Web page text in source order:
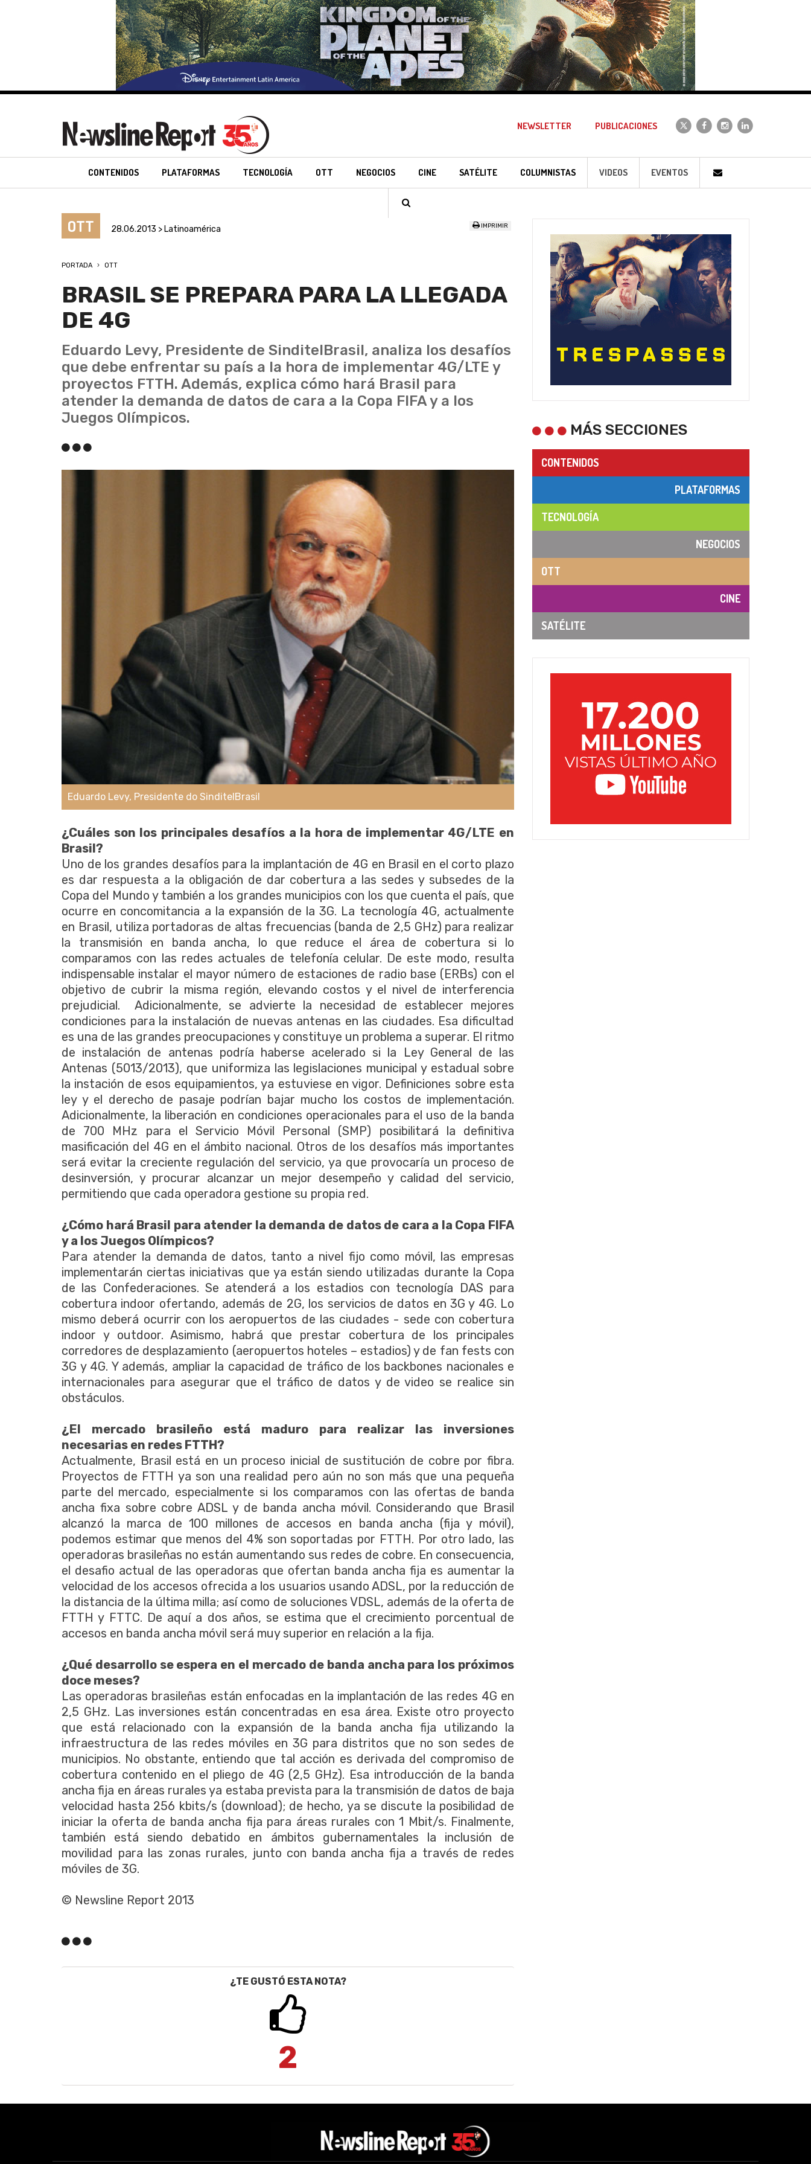
NEWSLETTER PUBLICACIONES
CONTENIDOS PLATAFORMAS TECNOLOGÍA OTT NEGOCIOS CINE SATÉLITE COLUMNISTAS VIDEOS EVENTOS
OTT 28.06.2013 > Latinoamérica IMPRIMIR
PORTADA OTT
BRASIL SE PREPARA PARA LA LLEGADA
DE 4G
Eduardo Levy, Presidente de SinditelBrasil, analiza los desafíos
que debe enfrentar su país a la hora de implementar 4G/LTE y
proyectos FTTH. Además, explica cómo hará Brasil para
atender la demanda de datos de cara a la Copa FIFA y a los
Juegos Olímpicos.
Eduardo Levy, Presidente do SinditelBrasil
¿Cuáles son los principales desafíos a la hora de implementar 4G/LTE en
Brasil?
Uno de los grandes desafíos para la implantación de 4G en Brasil en el corto plazo
es dar respuesta a la obligación de dar cobertura a las sedes y subsedes de la
Copa del Mundo y también a los grandes municipios con los que cuenta el país, que
ocurre en concomitancia a la expansión de la 3G. La tecnología 4G, actualmente
en Brasil, utiliza portadoras de altas frecuencias (banda de 2,5 GHz) para realizar
la transmisión en banda ancha, lo que reduce el área de cobertura si lo
comparamos con las redes actuales de telefonía celular. De este modo, resulta
indispensable instalar el mayor número de estaciones de radio base (ERBs) con el
objetivo de cubrir la misma región, elevando costos y el nivel de interferencia
prejudicial. Adicionalmente, se advierte la necesidad de establecer mejores
condiciones para la instalación de nuevas antenas en las ciudades. Esa dificultad
es una de las grandes preocupaciones y constituye un problema a superar. El ritmo
de instalación de antenas podría haberse acelerado si la Ley General de las
Antenas (5013/2013), que uniformiza las legislaciones municipal y estadual sobre
la instación de esos equipamientos, ya estuviese en vigor. Definiciones sobre esta
ley y el derecho de pasaje podrían bajar mucho los costos de implementación.
Adicionalmente, la liberación en condiciones operacionales para el uso de la banda
de 700 MHz para el Servicio Móvil Personal (SMP) posibilitará la definitiva
masificación del 4G en el ámbito nacional. Otros de los desafíos más importantes
será evitar la creciente regulación del servicio, ya que provocaría un proceso de
desinversión, y procurar alcanzar un mejor desempeño y calidad del servicio,
permitiendo que cada operadora gestione su propia red.
¿Cómo hará Brasil para atender la demanda de datos de cara a la Copa FIFA
y a los Juegos Olímpicos?
Para atender la demanda de datos, tanto a nivel fijo como móvil, las empresas
implementarán ciertas iniciativas que ya están siendo utilizadas durante la Copa
de las Confederaciones. Se atenderá a los estadios con tecnología DAS para
cobertura indoor ofertando, además de 2G, los servicios de datos en 3G y 4G. Lo
mismo deberá ocurrir con los aeropuertos de las ciudades - sede con cobertura
indoor y outdoor. Asimismo, habrá que prestar cobertura de los principales
corredores de desplazamiento (aeropuertos hoteles – estadios) y de fan fests con
3G y 4G. Y además, ampliar la capacidad de tráfico de los backbones nacionales e
internacionales para asegurar que el tráfico de datos y de video se realice sin
obstáculos.
¿El mercado brasileño está maduro para realizar las inversiones
necesarias en redes FTTH?
Actualmente, Brasil está en un proceso inicial de sustitución de cobre por fibra.
Proyectos de FTTH ya son una realidad pero aún no son más que una pequeña
parte del mercado, especialmente si los comparamos con las ofertas de banda
ancha fixa sobre cobre ADSL y de banda ancha móvil. Considerando que Brasil
alcanzó la marca de 100 millones de accesos en banda ancha (fija y móvil),
podemos estimar que menos del 4% son soportadas por FTTH. Por otro lado, las
operadoras brasileñas no están aumentando sus redes de cobre. En consecuencia,
el desafio actual de las operadoras que ofertan banda ancha fija es aumentar la
velocidad de los accesos ofrecida a los usuarios usando ADSL, por la reducción de
la distancia de la última milla; así como de soluciones VDSL, además de la oferta de
FTTH y FTTC. De aquí a dos años, se estima que el crecimiento porcentual de
accesos en banda ancha móvil será muy superior en relación a la fija.
¿Qué desarrollo se espera en el mercado de banda ancha para los próximos
doce meses?
Las operadoras brasileñas están enfocadas en la implantación de las redes 4G en
2,5 GHz. Las inversiones están concentradas en esa área. Existe otro proyecto
que está relacionado con la expansión de la banda ancha fija utilizando la
infraestructura de las redes móviles en 3G para distritos que no son sedes de
municipios. No obstante, entiendo que tal acción es derivada del compromiso de
cobertura contenido en el pliego de 4G (2,5 GHz). Esa introducción de la banda
ancha fija en áreas rurales ya estaba prevista para la transmisión de datos de baja
velocidad hasta 256 kbits/s (download); de hecho, ya se discute la posibilidad de
iniciar la oferta de banda ancha fija para áreas rurales con 1 Mbit/s. Finalmente,
también está siendo debatido en ámbitos gubernamentales la inclusión de
movilidad para las zonas rurales, junto con banda ancha fija a través de redes
móviles de 3G.
© Newsline Report 2013
¿TE GUSTÓ ESTA NOTA?
2
MÁS SECCIONES
CONTENIDOS
PLATAFORMAS
TECNOLOGÍA
NEGOCIOS
OTT
CINE
SATÉLITE